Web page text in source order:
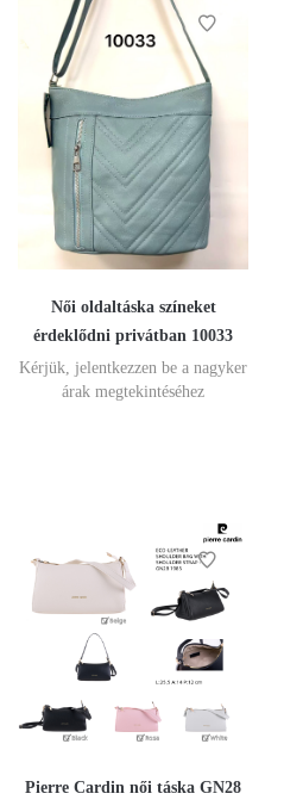
Női oldaltáska színeket
érdeklődni privátban 10033
Kérjük, jelentkezzen be a nagyker
árak megtekintéséhez
Pierre Cardin női táska GN28